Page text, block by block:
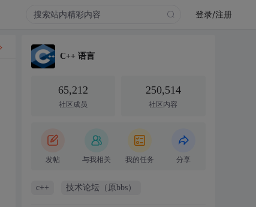
登录/注册
C++ 语言
65,212
社区成员
250,514
社区内容
发帖 与我相关 我的任务 分享
c++ 技术论坛（原bbs）